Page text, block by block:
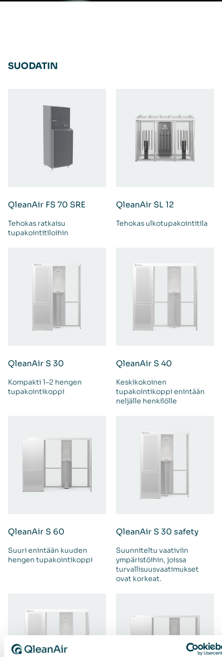
SUODATIN
QleanAir FS 70 SRE
Tehokas ratkaisu
tupakointitiloihin
QleanAir SL 12
Tehokas ulkotupakointitila
QleanAir S 30
Kompakti 1–2 hengen
tupakointikoppi
QleanAir S 40
Keskikokoinen
tupakointikoppi enintään
neljälle henkilölle
QleanAir S 60
Suuri enintään kuuden
hengen tupakointikoppi
QleanAir S 30 safety
Suunniteltu vaativiin
ympäristöihin, joissa
turvallisuusvaatimukset
ovat korkeat.